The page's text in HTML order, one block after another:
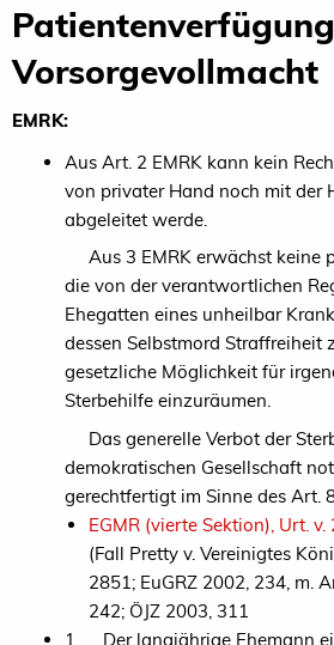
Vorsorgevollmacht
EMRK:
Aus Art. 2 EMRK kann kein
von privater Hand noch mit der
abgeleitet werde.
Aus 3 EMRK erwächst keine
die von der verantwortlichen
Ehegatten eines unheilbar
dessen Selbstmord Straffreiheit
gesetzliche Möglichkeit für
Sterbehilfe einzuräumen.
Das generelle Verbot der
demokratischen Gesellschaft
gerechtfertigt im Sinne des Art.
EGMR (vierte Sektion), Urt.
(Fall Pretty v. Vereinigtes
2851; EuGRZ 2002, 234, m.
242; ÖJZ 2003, 311
1. Der langjährige Ehemann